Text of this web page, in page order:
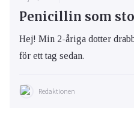
Penicillin som
Hej! Min 2-åriga dotter
för ett tag sedan.
Redaktionen